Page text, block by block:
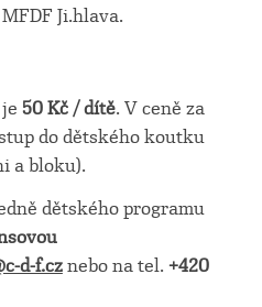
Ji.hlava.
50 Kč / dítě. V ceně za
do dětského koutku
a bloku).
dětského programu
d-f.cznebo na tel. +420